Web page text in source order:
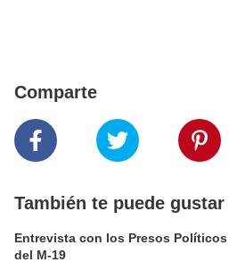
Comparte
También te puede gustar
Entrevista con los Presos Políticos
del M-19